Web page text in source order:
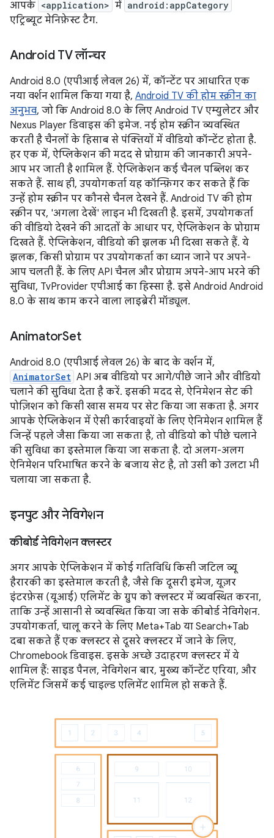
आपके <application> में android:appCategory
एट्रिब्यूट मेनिफ़ेस्ट टैग.
Android TV लॉन्चर
Android 8.0 (एपीआई लेवल 26) में, कॉन्टेंट पर आधारित एक
नया वर्शन शामिल किया गया है, Android TV की होम स्क्रीन का
अनुभव, जो कि Android 8.0 के लिए Android TV एम्युलेटर और
Nexus Player डिवाइस की इमेज. नई होम स्क्रीन व्यवस्थित
करती है चैनलों के हिसाब से पंक्तियों में वीडियो कॉन्टेंट होता है.
हर एक में, ऐप्लिकेशन की मदद से प्रोग्राम की जानकारी अपने-
आप भर जाती है शामिल हैं. ऐप्लिकेशन कई चैनल पब्लिश कर
सकते हैं. साथ ही, उपयोगकर्ता यह कॉन्फ़िगर कर सकते हैं कि
उन्हें होम स्क्रीन पर कौनसे चैनल देखने हैं. Android TV की होम
स्क्रीन पर, 'अगला देखें' लाइन भी दिखती है. इसमें, उपयोगकर्ता
की वीडियो देखने की आदतों के आधार पर, ऐप्लिकेशन के प्रोग्राम
दिखते हैं. ऐप्लिकेशन, वीडियो की झलक भी दिखा सकते हैं. ये
झलक, किसी प्रोग्राम पर उपयोगकर्ता का ध्यान जाने पर अपने-
आप चलती हैं. के लिए API चैनल और प्रोग्राम अपने-आप भरने की
सुविधा, TvProvider एपीआई का हिस्सा है. इसे Android Android
8.0 के साथ काम करने वाला लाइब्रेरी मॉड्यूल.
AnimatorSet
Android 8.0 (एपीआई लेवल 26) के बाद के वर्शन में,
AnimatorSet API अब वीडियो पर आगे/पीछे जाने और वीडियो
चलाने की सुविधा देता है करें. इसकी मदद से, ऐनिमेशन सेट की
पोज़िशन को किसी खास समय पर सेट किया जा सकता है. अगर
आपके ऐप्लिकेशन में ऐसी कार्रवाइयों के लिए ऐनिमेशन शामिल हैं
जिन्हें पहले जैसा किया जा सकता है, तो वीडियो को पीछे चलाने
की सुविधा का इस्तेमाल किया जा सकता है. दो अलग-अलग
ऐनिमेशन परिभाषित करने के बजाय सेट है, तो उसी को उलटा भी
चलाया जा सकता है.
इनपुट और नेविगेशन
कीबोर्ड नेविगेशन क्लस्टर
अगर आपके ऐप्लिकेशन में कोई गतिविधि किसी जटिल व्यू
हैरारकी का इस्तेमाल करती है, जैसे कि दूसरी इमेज, यूज़र
इंटरफ़ेस (यूआई) एलिमेंट के ग्रुप को क्लस्टर में व्यवस्थित करना,
ताकि उन्हें आसानी से व्यवस्थित किया जा सके कीबोर्ड नेविगेशन.
उपयोगकर्ता, चालू करने के लिए Meta+Tab या Search+Tab
दबा सकते हैं एक क्लस्टर से दूसरे क्लस्टर में जाने के लिए,
Chromebook डिवाइस. इसके अच्छे उदाहरण क्लस्टर में ये
शामिल हैं: साइड पैनल, नेविगेशन बार, मुख्य कॉन्टेंट एरिया, और
एलिमेंट जिसमें कई चाइल्ड एलिमेंट शामिल हो सकते हैं.